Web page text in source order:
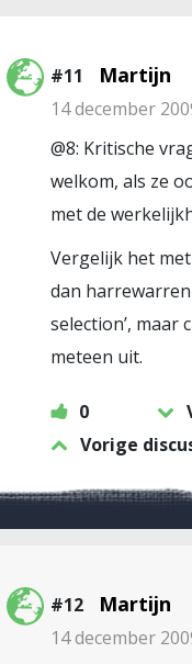
#11 Martijn
14 december
@8: Kritische
welkom, als ze
met de
Vergelijk het
dan harrewarren
selection’, maar
meteen uit.
0
Vorige
#12 Martijn
14 december